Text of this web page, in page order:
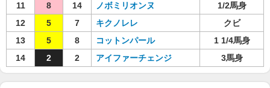
11
8 14 ノボミリオンヌ
1/2馬身
12
5 7 キクノレレ
クビ
13
5 8 コットンパール
1 1/4馬身
14
2 2 アイファーチェンジ 3馬身